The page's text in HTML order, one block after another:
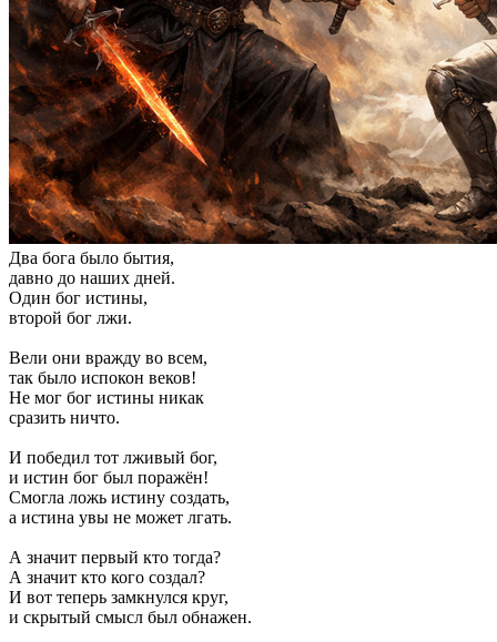
Два бога было бытия,
давно до наших дней.
Один бог истины,
второй бог лжи.
Вели они вражду во всем,
так было испокон веков!
Не мог бог истины никак
сразить ничто.
И победил тот лживый бог,
и истин бог был поражён!
Смогла ложь истину создать,
а истина увы не может лгать.
А значит первый кто тогда?
А значит кто кого создал?
И вот теперь замкнулся круг,
и скрытый смысл был обнажен.